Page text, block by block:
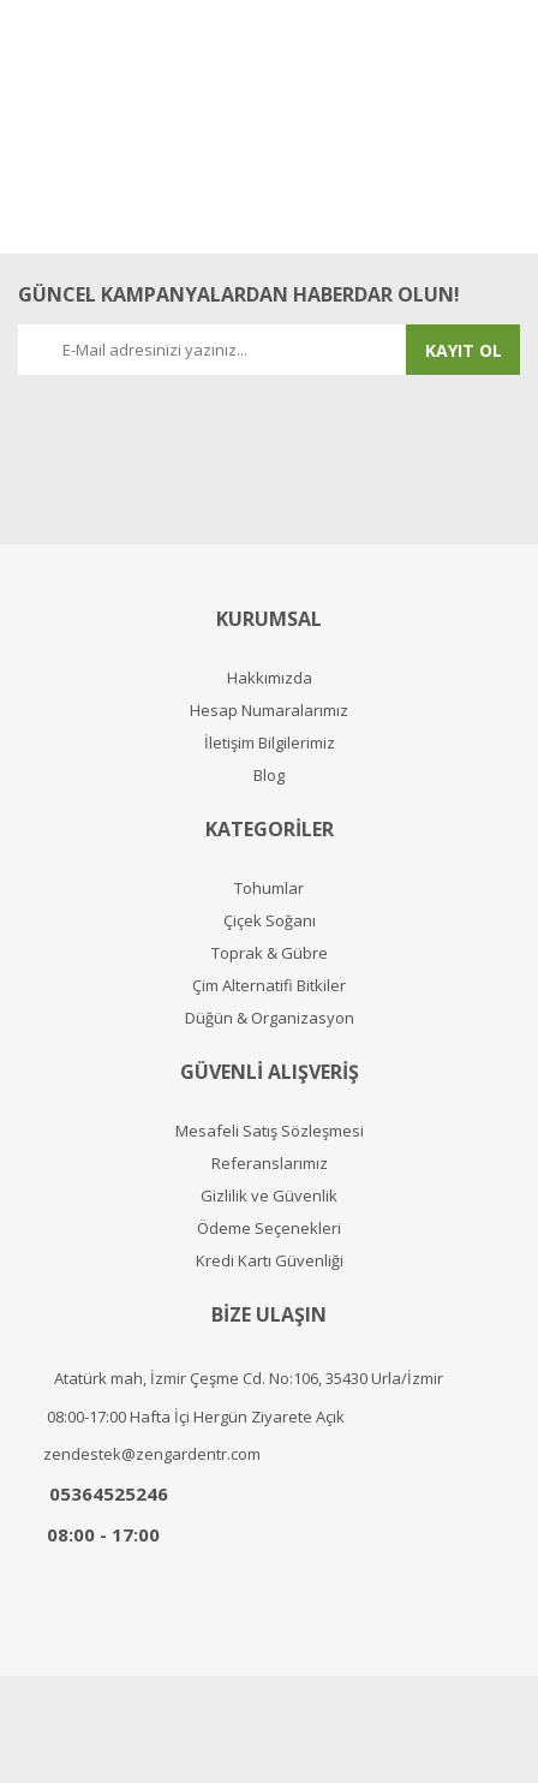
GÜNCEL KAMPANYALARDAN HABERDAR OLUN!
KAYIT OL
KURUMSAL
Hakkımızda
Hesap Numaralarımız
İletişim Bilgilerimiz
Blog
KATEGORİLER
Tohumlar
Çiçek Soğanı
Toprak & Gübre
Çim Alternatifi Bitkiler
Düğün & Organizasyon
GÜVENLİ ALIŞVERİŞ
Mesafeli Satış Sözleşmesi
Referanslarımız
Gizlilik ve Güvenlik
Ödeme Seçenekleri
Kredi Kartı Güvenliği
BİZE ULAŞIN
Atatürk mah, İzmir Çeşme Cd. No:106, 35430 Urla/İzmir
08:00-17:00 Hafta İçi Hergün Ziyarete Açık
zendestek@zengardentr.com
05364525246
08:00 - 17:00